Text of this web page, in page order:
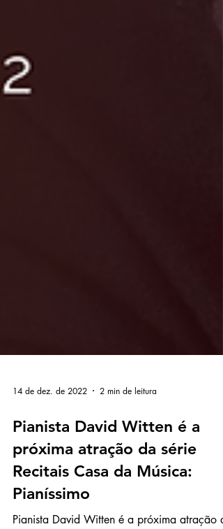
Pianista David Witten é a
próxima atração da série
Recitais Casa da Música:
Pianíssimo